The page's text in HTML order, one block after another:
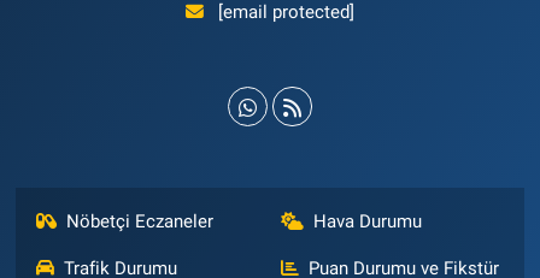
[email protected]
Nöbetçi Eczaneler Hava Durumu
Trafik Durumu Puan Durumu ve Fikstür